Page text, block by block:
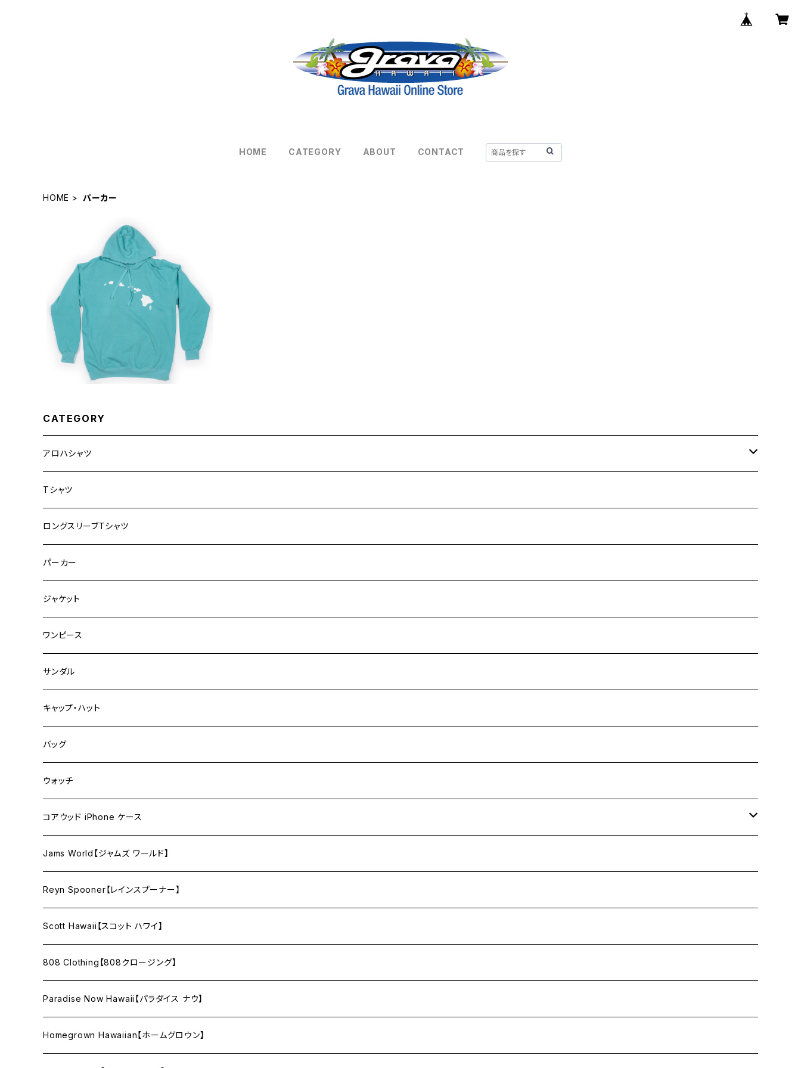
HOME CATEGORY ABOUT CONTACT
HOME パーカー
808 Clothing【808クロージング】
Hawaiian Islands 808 Hoodie G
SOLD OUT
CATEGORY
アロハシャツ
メンズ
レディース
Tシャツ
ロングスリーブTシャツ
パーカー
ジャケット
ワンピース
サンダル
キャップ・ハット
バッグ
ウォッチ
コアウッド iPhone ケース
12 / 12pro 用
12mini 用
XR 用
Jams World【ジャムズ ワールド】
Reyn Spooner【レインスプーナー】
Scott Hawaii【スコット ハワイ】
808 Clothing【808クロージング】
Paradise Now Hawaii【パラダイス ナウ】
Homegrown Hawaiian【ホームグロウン】